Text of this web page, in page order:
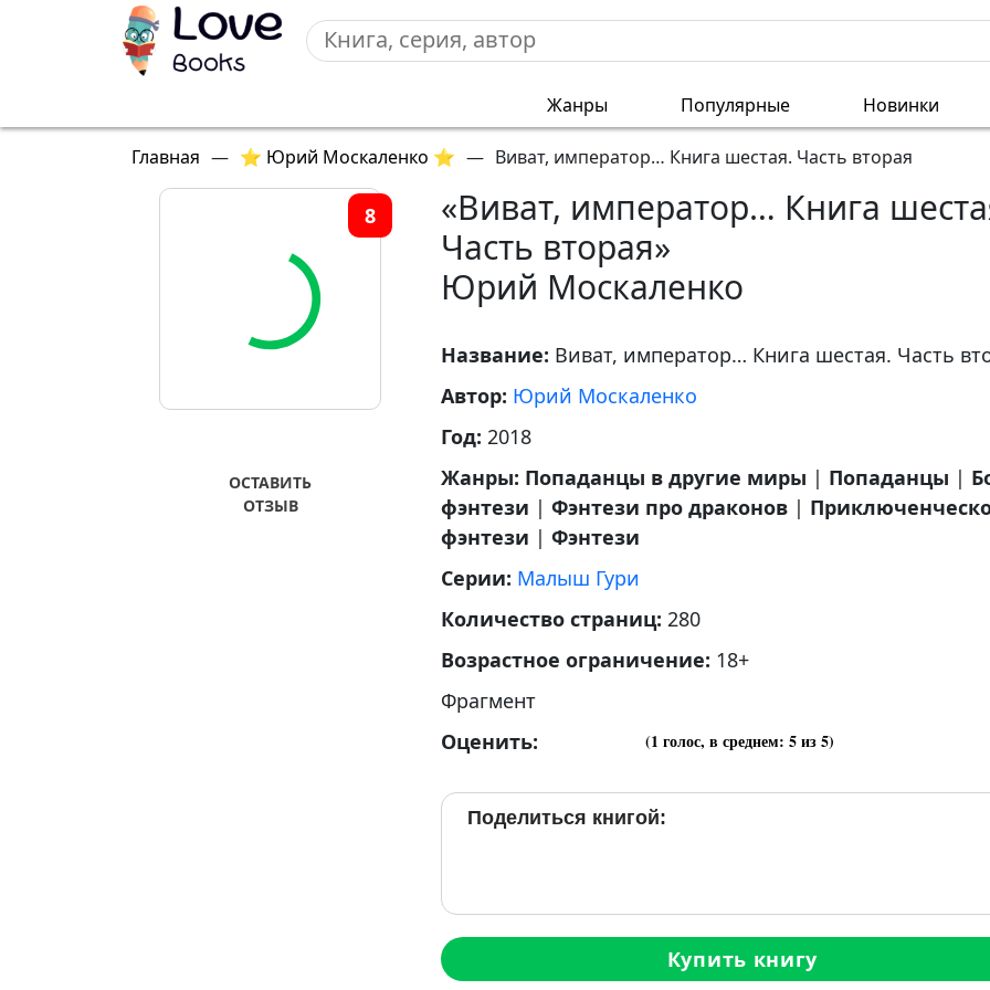
Жанры Популярные Новинки
Главная — ⭐ Юрий Москаленко ⭐ — Виват, император… Книга шестая. Часть вторая
8
ОСТАВИТЬ
ОТЗЫВ
«Виват, император… Книга
Часть вторая»
Юрий Москаленко
Название: Виват, император… Книга шестая. Часть
Автор: Юрий Москаленко
Год: 2018
Жанры: Попаданцы в другие миры | Попаданцы |
фэнтези | Фэнтези про драконов |
фэнтези | Фэнтези
Серии: Малыш Гури
Количество страниц: 280
Возрастное ограничение: 18+
Фрагмент
Оценить:
(1 голос, в среднем: 5из 5)
Поделиться книгой:
Купить книгу